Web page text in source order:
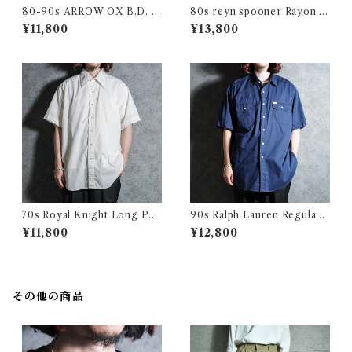
80-90s ARROW OX B.D. S
hirts アロー オックスフォー
ド 半袖 ボタンダウン シャツ
¥11,800
80s reyn spooner Rayon Al
oha Shirts レインスプーナー
レーヨン アロハシャツ
¥13,800
70s Royal Knight Long Poi
nt Collar Shirts ロイヤルナ
イト ロングポイント 半袖 シャ
¥11,800
90s Ralph Lauren Regular
Doubole Flap Pocket Type
writer Work Shirts ラルフロ
¥12,800
その他の商品